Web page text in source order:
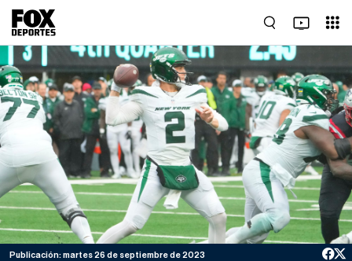
Publicación: martes 26 de septiembre de 2023